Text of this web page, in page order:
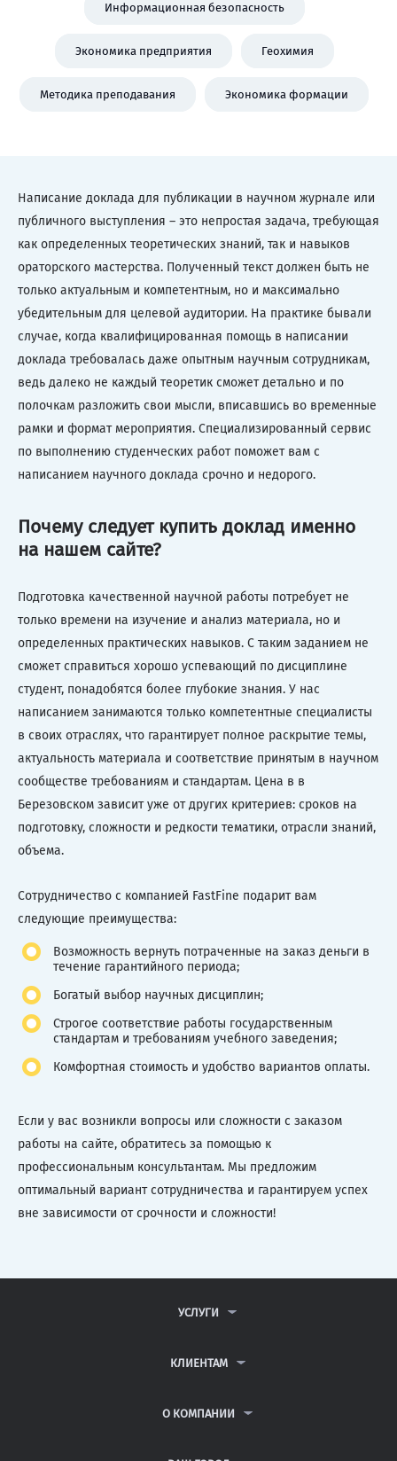
Информационная безопасность
Экономика предприятия Геохимия
Методика преподавания Экономика формации
Написание доклада для публикации в научном журнале или
публичного выступления – это непростая задача, требующая
как определенных теоретических знаний, так и навыков
ораторского мастерства. Полученный текст должен быть не
только актуальным и компетентным, но и максимально
убедительным для целевой аудитории. На практике бывали
случае, когда квалифицированная помощь в написании
доклада требовалась даже опытным научным сотрудникам,
ведь далеко не каждый теоретик сможет детально и по
полочкам разложить свои мысли, вписавшись во временные
рамки и формат мероприятия. Специализированный сервис
по выполнению студенческих работ поможет вам с
написанием научного доклада срочно и недорого.
Почему следует купить доклад именно
на нашем сайте?
Подготовка качественной научной работы потребует не
только времени на изучение и анализ материала, но и
определенных практических навыков. С таким заданием не
сможет справиться хорошо успевающий по дисциплине
студент, понадобятся более глубокие знания. У нас
написанием занимаются только компетентные специалисты
в своих отраслях, что гарантирует полное раскрытие темы,
актуальность материала и соответствие принятым в научном
сообществе требованиям и стандартам. Цена в в
Березовском зависит уже от других критериев: сроков на
подготовку, сложности и редкости тематики, отрасли знаний,
объема.
Сотрудничество с компанией FastFine подарит вам
следующие преимущества:
Возможность вернуть потраченные на заказ деньги в
течение гарантийного периода;
Богатый выбор научных дисциплин;
Строгое соответствие работы государственным
стандартам и требованиям учебного заведения;
Комфортная стоимость и удобство вариантов оплаты.
Если у вас возникли вопросы или сложности с заказом
работы на сайте, обратитесь за помощью к
профессиональным консультантам. Мы предложим
оптимальный вариант сотрудничества и гарантируем успех
вне зависимости от срочности и сложности!
УСЛУГИ
ДИПЛОМНЫЕ РАБОТЫ
РЕФЕРАТЫ
КЛИЕНТАМ
ВОПРОСЫ И ОТВЕТЫ
О КОМПАНИИ